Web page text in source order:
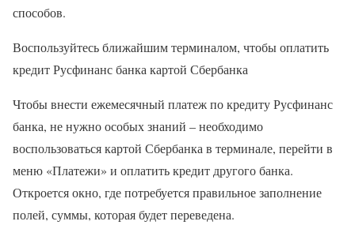
способов.
Воспользуйтесь ближайшим терминалом, чтобы оплатить
кредит Русфинанс банка картой Сбербанка
Чтобы внести ежемесячный платеж по кредиту Русфинанс
банка, не нужно особых знаний – необходимо
воспользоваться картой Сбербанка в терминале, перейти в
меню «Платежи» и оплатить кредит другого банка.
Откроется окно, где потребуется правильное заполнение
полей, суммы, которая будет переведена.